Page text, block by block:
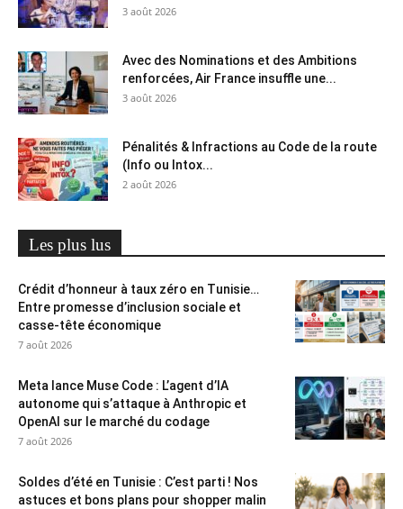
3 août 2026
Avec des Nominations et des Ambitions
renforcées, Air France insuffle une...
3 août 2026
Pénalités & Infractions au Code de la route
(Info ou Intox...
2 août 2026
Les plus lus
Crédit d’honneur à taux zéro en Tunisie…
Entre promesse d’inclusion sociale et
casse-tête économique
7 août 2026
Meta lance Muse Code : L’agent d’IA
autonome qui s’attaque à Anthropic et
OpenAI sur le marché du codage
7 août 2026
Soldes d’été en Tunisie : C’est parti ! Nos
astuces et bons plans pour shopper malin